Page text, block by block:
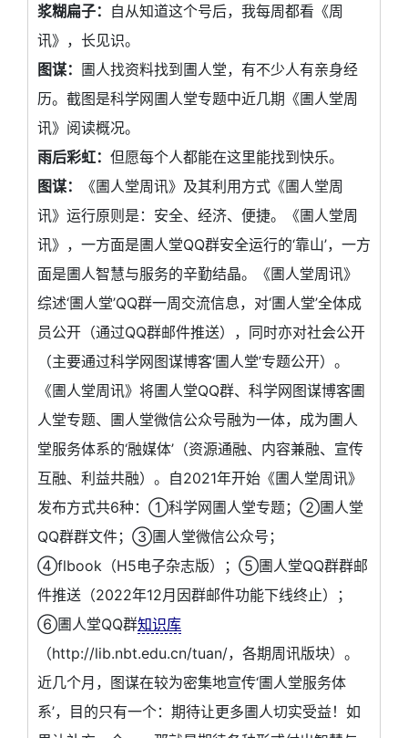
浆糊扁子： 自从知道这个号后，我每周都看《周
讯》，长见识。
图谋： 圕人找资料找到圕人堂，有不少人有亲身经
历。截图是科学网圕人堂专题中近几期《圕人堂周
讯》阅读概况。
雨后彩虹： 但愿每个人都能在这里能找到快乐。
图谋：
《圕人堂周讯》及其利用方式《圕人堂周
讯》运行原则是：安全、经济、便捷。《圕人堂周
讯》，一方面是圕人堂QQ群安全运行的‘靠山’，一方
面是圕人智慧与服务的辛勤结晶。《圕人堂周讯》
综述‘圕人堂’QQ群一周交流信息，对‘圕人堂’全体成
员公开（通过QQ群邮件推送），同时亦对社会公开
（主要通过科学网图谋博客‘圕人堂’专题公开）。
《圕人堂周讯》将圕人堂QQ群、科学网图谋博客圕
人堂专题、圕人堂微信公众号融为一体，成为圕人
堂服务体系的‘融媒体’（资源通融、内容兼融、宣传
互融、利益共融）。自2021年开始《圕人堂周讯》
发布方式共6种：①科学网圕人堂专题；②圕人堂
QQ群群文件；③圕人堂微信公众号；
④flbook（H5电子杂志版）；⑤圕人堂QQ群群邮
件推送（2022年12月因群邮件功能下线终止）；
⑥圕人堂QQ群知识库
（http://lib.nbt.edu.cn/tuan/，各期周讯版块）。
近几个月，图谋在较为密集地宣传‘圕人堂服务体
系’，目的只有一个：期待让更多圕人切实受益！如